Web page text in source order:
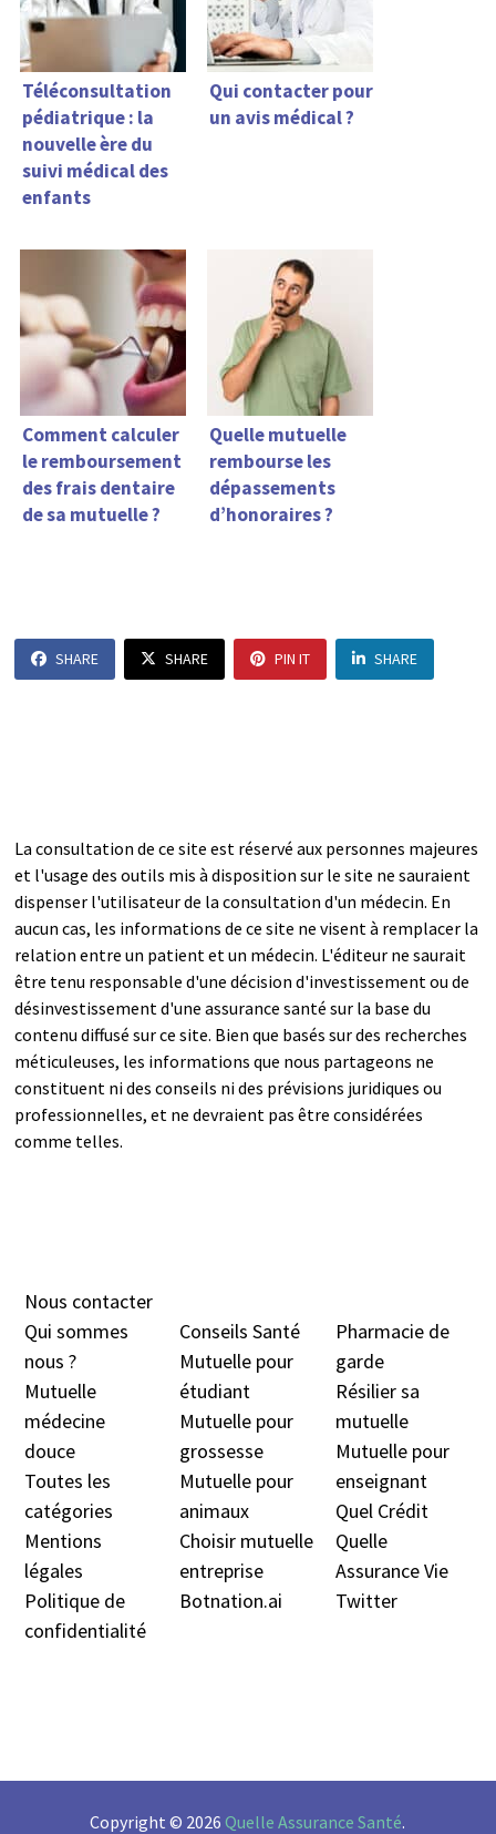
Téléconsultation
pédiatrique : la
nouvelle ère du
suivi médical des
enfants
Qui contacter pour
un avis médical ?
Comment calculer
le remboursement
des frais dentaire
de sa mutuelle ?
Quelle mutuelle
rembourse les
dépassements
d’honoraires ?
SHARE SHARE PIN IT SHARE
La consultation de ce site est réservé aux personnes majeures
et l'usage des outils mis à disposition sur le site ne sauraient
dispenser l'utilisateur de la consultation d'un médecin. En
aucun cas, les informations de ce site ne visent à remplacer la
relation entre un patient et un médecin. L'éditeur ne saurait
être tenu responsable d'une décision d'investissement ou de
désinvestissement d'une assurance santé sur la base du
contenu diffusé sur ce site. Bien que basés sur des recherches
méticuleuses, les informations que nous partageons ne
constituent ni des conseils ni des prévisions juridiques ou
professionnelles, et ne devraient pas être considérées
comme telles.
Nous contacter
Qui sommes
nous ?
Mutuelle
médecine
douce
Toutes les
catégories
Mentions
légales
Politique de
confidentialité
Conseils Santé
Mutuelle pour
étudiant
Mutuelle pour
grossesse
Mutuelle pour
animaux
Choisir mutuelle
entreprise
Botnation.ai
Pharmacie de
garde
Résilier sa
mutuelle
Mutuelle pour
enseignant
Quel Crédit
Quelle
Assurance Vie
Twitter
Copyright © 2026Quelle Assurance Santé.